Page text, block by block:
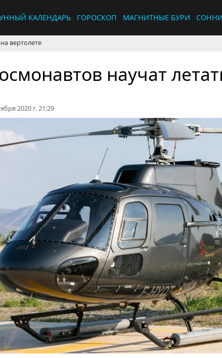
КАЛЕНДАРЬ ГОРОСКОП МАГНИТНЫЕ БУРИ
вертолете
научат
2020 г. 21:29